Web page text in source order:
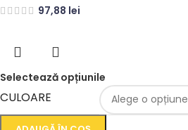
97,88 lei
Selectează opțiunile
CULOARE